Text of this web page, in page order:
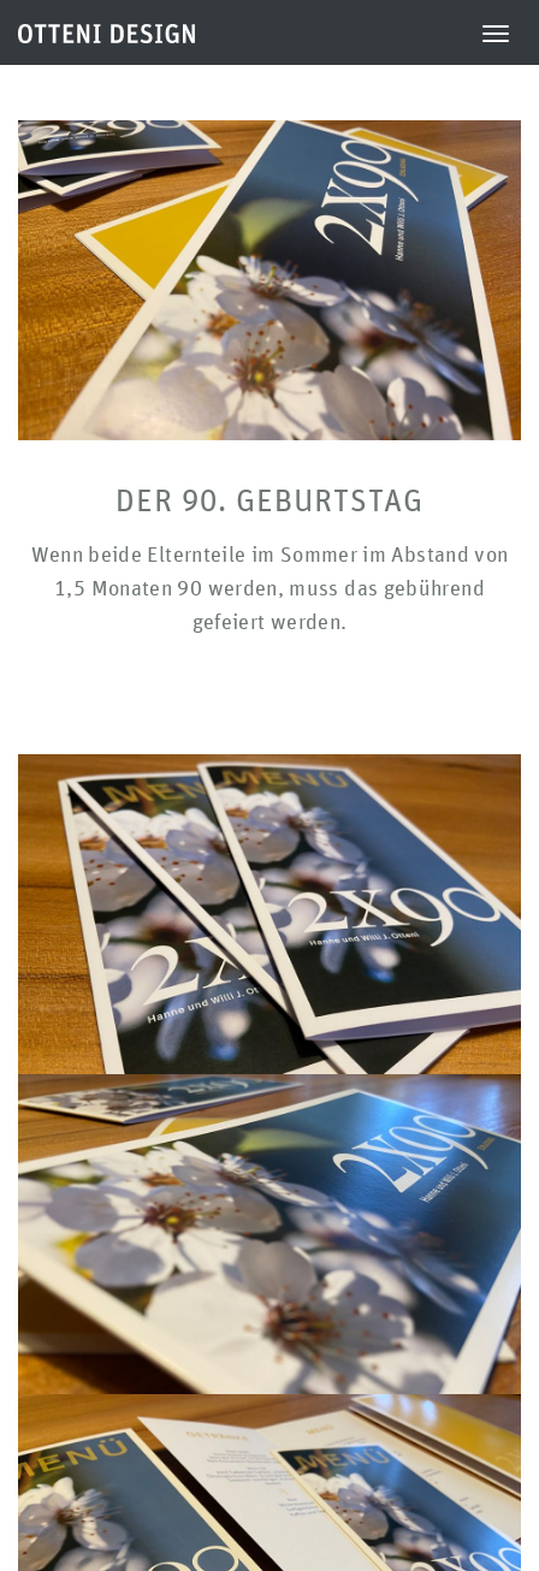
DER 90. GEBURTSTAG
Wenn beide Elternteile im Sommer im Abstand von
1,5 Monaten 90 werden, muss das gebührend
gefeiert werden.